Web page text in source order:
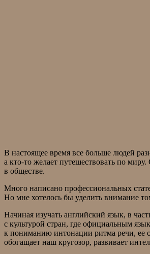
В настоящее время все больше людей
а кто-то желает путешествовать по
в обществе.
Много написано профессиональных
Но мне хотелось бы уделить внимание
Начиная изучать английский язык, в
с культурой стран, где официальным
к пониманию интонации ритма речи, ее
обогащает наш кругозор, развивает